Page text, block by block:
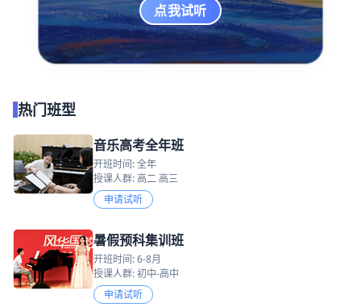
点我试听
热门班型
音乐高考全年班
开班时间: 全年
授课人群: 高二 高三
申请试听
暑假预科集训班
开班时间: 6-8月
授课人群: 初中-高中
申请试听